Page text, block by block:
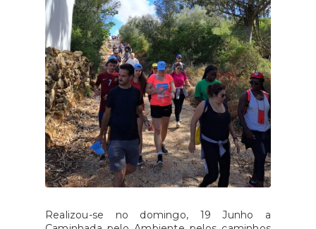
Realizou-se no domingo, 19 Junho a